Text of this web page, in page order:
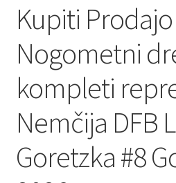
Kupiti
Nogometni
kompleti
Nemčija DFB
Goretzka #8